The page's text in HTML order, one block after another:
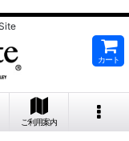
カート
ご利用案内